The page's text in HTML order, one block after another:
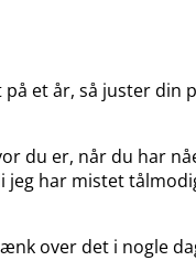
et år, så juster din
du er, når du har
har mistet
over det i nogle